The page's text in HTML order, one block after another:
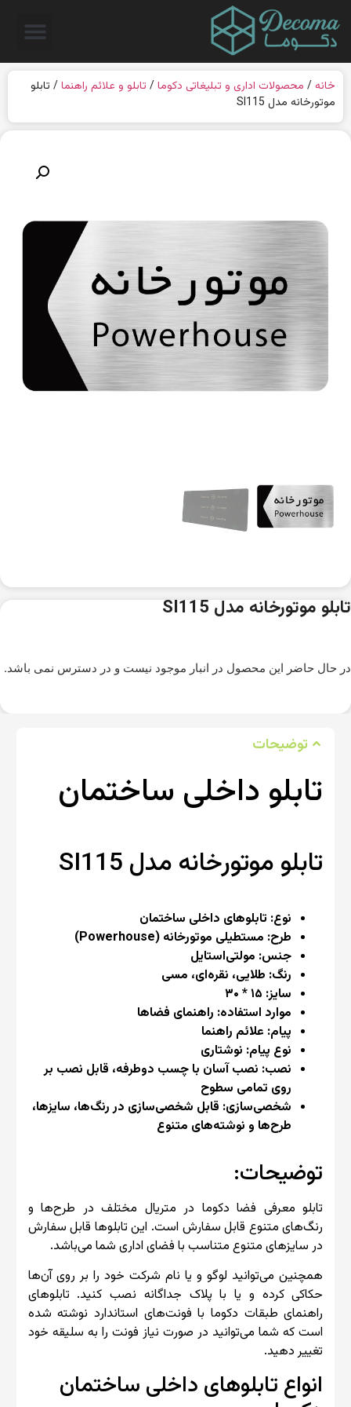
خانه / محصولات اداری و تبلیغاتی دکوما/ تابلو و علائم راهنما/ تابلو
موتورخانه مدل SI115
تابلو موتورخانه مدل SI115
در حال حاضر این محصول در انبار موجود نیست و در دسترس نمی باشد.
توضیحات
تابلو داخلی ساختمان
تابلو موتورخانه مدل SI115
نوع: تابلوهای داخلی ساختمان
طرح: مستطیلی موتورخانه (Powerhouse)
جنس: مولتی‌استایل
رنگ: طلایی، نقره‌ای، مسی
سایز: ۱۵ * ۳۰
موارد استفاده: راهنمای فضاها
پیام: علائم راهنما
نوع پیام: نوشتاری
نصب: نصب آسان با چسب دو‌طرفه، قابل نصب بر
روی تمامی سطوح
شخصی‌سازی: قابل شخصی‌سازی در رنگ‌ها، سایزها،
طرح‌ها و نوشته‌های متنوع
توضیحات:
تابلو معرفی‌ فضا دکوما در متریال مختلف در طرح‌ها و
رنگ‌های متنوع قابل سفارش است. این تابلوها قابل سفارش
در سایزهای متنوع متناسب با فضای اداری شما می‌باشد.
همچنین می‌توانید لوگو و یا نام شرکت خود را بر روی آن‌ها
حکاکی کرده و یا با پلاک جداگانه نصب کنید. تابلوهای
راهنمای طبقات دکوما با فونت‌های استاندارد نوشته شده
است که شما می‌توانید در صورت نیاز فونت را به سلیقه خود
تغییر دهید.
انواع تابلوهای داخلی ساختمان